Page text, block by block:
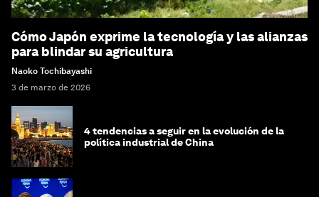
Cómo Japón exprime la tecnología y las alianzas
para blindar su agricultura
Naoko Tochibayashi
3 de marzo de 2026
4 tendencias a seguir en la evolución de la
política industrial de China